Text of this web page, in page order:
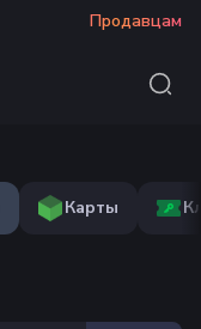
Продавцам
Карты